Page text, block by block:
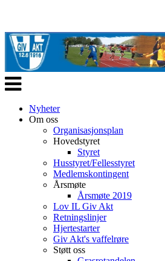
Veksle
navigasjon
Nyheter
Om oss
Organisasjonsplan
Hovedstyret
Styret
Husstyret/Fellesstyret
Medlemskontingent
Årsmøte
Årsmøte 2019
Lov IL Giv Akt
Retningslinjer
Hjertestarter
Giv Akt's vaffelrøre
Støtt oss